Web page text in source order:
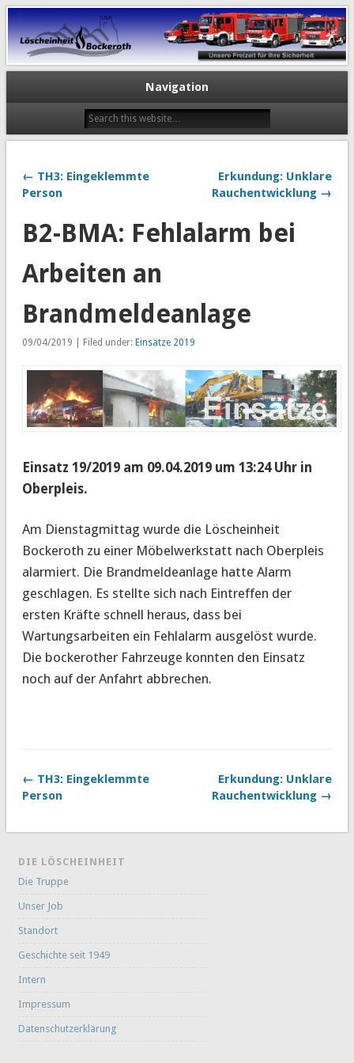
Navigation
← TH3: Eingeklemmte
Person
Erkundung: Unklare
Rauchentwicklung →
B2-BMA: Fehlalarm bei
Arbeiten an
Brandmeldeanlage
09/04/2019 | Filed under: Einsätze 2019
Einsatz 19/2019 am 09.04.2019 um 13:24 Uhr in
Oberpleis.
Am Dienstagmittag wurde die Löscheinheit
Bockeroth zu einer Möbelwerkstatt nach Oberpleis
alarmiert. Die Brandmeldeanlage hatte Alarm
geschlagen. Es stellte sich nach Eintreffen der
ersten Kräfte schnell heraus, dass bei
Wartungsarbeiten ein Fehlalarm ausgelöst wurde.
Die bockerother Fahrzeuge konnten den Einsatz
noch auf der Anfahrt abbrechen.
← TH3: Eingeklemmte
Person
Erkundung: Unklare
Rauchentwicklung →
DIE LÖSCHEINHEIT
Die Truppe
Unser Job
Standort
Geschichte seit 1949
Intern
Impressum
Datenschutzerklärung